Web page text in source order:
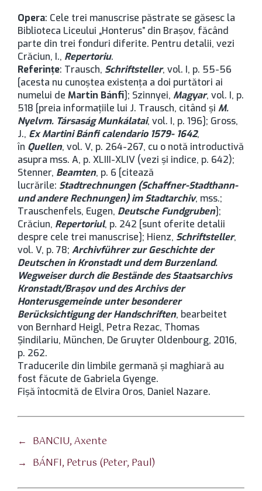
Opera: Cele trei manuscrise păstrate se găsesc la
Biblioteca Liceului „Honterus” din Brașov, făcând
parte din trei fonduri diferite. Pentru detalii, vezi
Crăciun, I., Repertoriu.
Referinţe: Trausch, Schriftsteller, vol. I, p. 55-56
[acesta nu cunoştea existenţa a doi purtători ai
numelui de Martin Bánfi]; Szinnyei, Magyar, vol. I, p.
518 [preia informaţiile lui J. Trausch, citând şi M.
Nyelvm. Társaság Munkálatai, vol. I, p. 196]; Gross,
J., Ex Martini Bánfi calendario 1579- 1642,
în Quellen, vol. V, p. 264-267, cu o notă introductivă
asupra mss. A, p. XLIII-XLIV (vezi şi indice, p. 642);
Stenner, Beamten, p. 6 [citează
lucrările: Stadtrechnungen (Schaffner-Stadthann-
und andere Rechnungen) im Stadtarchiv, mss.;
Trauschenfels, Eugen, Deutsche Fundgruben];
Crăciun, Repertoriul, p. 242 [sunt oferite detalii
despre cele trei manuscrise]; Hienz, Schriftsteller,
vol. V, p. 78; Archivführer zur Geschichte der
Deutschen in Kronstadt und dem Burzenland.
Wegweiser durch die Bestände des Staatsarchivs
Kronstadt/Braşov und des Archivs der
Honterusgemeinde unter besonderer
Berücksichtigung der Handschriften, bearbeitet
von Bernhard Heigl, Petra Rezac, Thomas
Şindilariu, München, De Gruyter Oldenbourg, 2016,
p. 262.
Traducerile din limbile germană şi maghiară au
fost făcute de Gabriela Gyenge.
Fişă întocmită de Elvira Oros, Daniel Nazare.
← BANCIU, Axente
→ BÁNFI, Petrus (Peter, Paul)